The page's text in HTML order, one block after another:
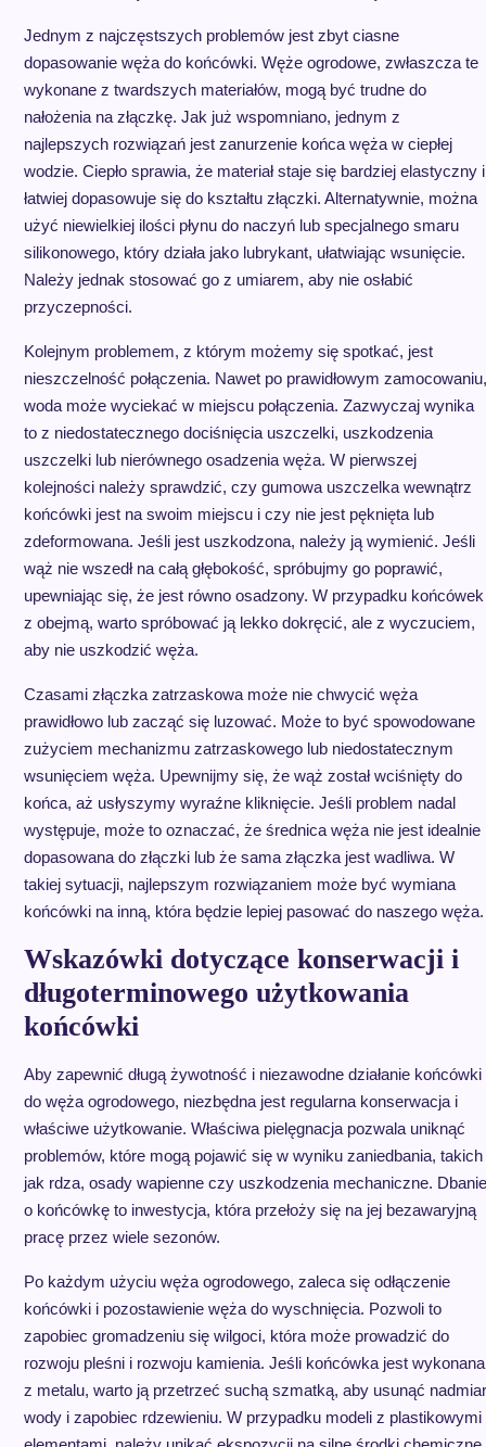
Jednym z najczęstszych problemów jest zbyt ciasne
dopasowanie węża do końcówki. Węże ogrodowe, zwłaszcza te
wykonane z twardszych materiałów, mogą być trudne do
nałożenia na złączkę. Jak już wspomniano, jednym z
najlepszych rozwiązań jest zanurzenie końca węża w ciepłej
wodzie. Ciepło sprawia, że materiał staje się bardziej elastyczny i
łatwiej dopasowuje się do kształtu złączki. Alternatywnie, można
użyć niewielkiej ilości płynu do naczyń lub specjalnego smaru
silikonowego, który działa jako lubrykant, ułatwiając wsunięcie.
Należy jednak stosować go z umiarem, aby nie osłabić
przyczepności.
Kolejnym problemem, z którym możemy się spotkać, jest
nieszczelność połączenia. Nawet po prawidłowym zamocowaniu,
woda może wyciekać w miejscu połączenia. Zazwyczaj wynika
to z niedostatecznego dociśnięcia uszczelki, uszkodzenia
uszczelki lub nierównego osadzenia węża. W pierwszej
kolejności należy sprawdzić, czy gumowa uszczelka wewnątrz
końcówki jest na swoim miejscu i czy nie jest pęknięta lub
zdeformowana. Jeśli jest uszkodzona, należy ją wymienić. Jeśli
wąż nie wszedł na całą głębokość, spróbujmy go poprawić,
upewniając się, że jest równo osadzony. W przypadku końcówek
z obejmą, warto spróbować ją lekko dokręcić, ale z wyczuciem,
aby nie uszkodzić węża.
Czasami złączka zatrzaskowa może nie chwycić węża
prawidłowo lub zacząć się luzować. Może to być spowodowane
zużyciem mechanizmu zatrzaskowego lub niedostatecznym
wsunięciem węża. Upewnijmy się, że wąż został wciśnięty do
końca, aż usłyszymy wyraźne kliknięcie. Jeśli problem nadal
występuje, może to oznaczać, że średnica węża nie jest idealnie
dopasowana do złączki lub że sama złączka jest wadliwa. W
takiej sytuacji, najlepszym rozwiązaniem może być wymiana
końcówki na inną, która będzie lepiej pasować do naszego węża.
Wskazówki dotyczące konserwacji i
długoterminowego użytkowania
końcówki
Aby zapewnić długą żywotność i niezawodne działanie końcówki
do węża ogrodowego, niezbędna jest regularna konserwacja i
właściwe użytkowanie. Właściwa pielęgnacja pozwala uniknąć
problemów, które mogą pojawić się w wyniku zaniedbania, takich
jak rdza, osady wapienne czy uszkodzenia mechaniczne. Dbanie
o końcówkę to inwestycja, która przełoży się na jej bezawaryjną
pracę przez wiele sezonów.
Po każdym użyciu węża ogrodowego, zaleca się odłączenie
końcówki i pozostawienie węża do wyschnięcia. Pozwoli to
zapobiec gromadzeniu się wilgoci, która może prowadzić do
rozwoju pleśni i rozwoju kamienia. Jeśli końcówka jest wykonana
z metalu, warto ją przetrzeć suchą szmatką, aby usunąć nadmiar
wody i zapobiec rdzewieniu. W przypadku modeli z plastikowymi